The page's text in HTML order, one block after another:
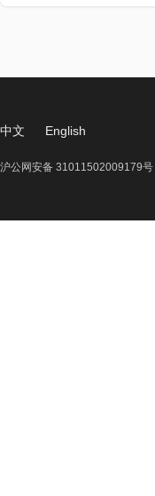
中文 English
沪公网安备 31011502009179号